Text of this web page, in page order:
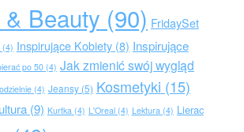
Beauty (90) FridaySet
(4) Inspirujące Kobiety(8) Inspirujące
po 50(4) Jak zmienić swój wygląd
(4) Jeansy(5) Kosmetyki (15)
(9) Kurtka(4) L'Oreal(4) Lektura(4) Lierac